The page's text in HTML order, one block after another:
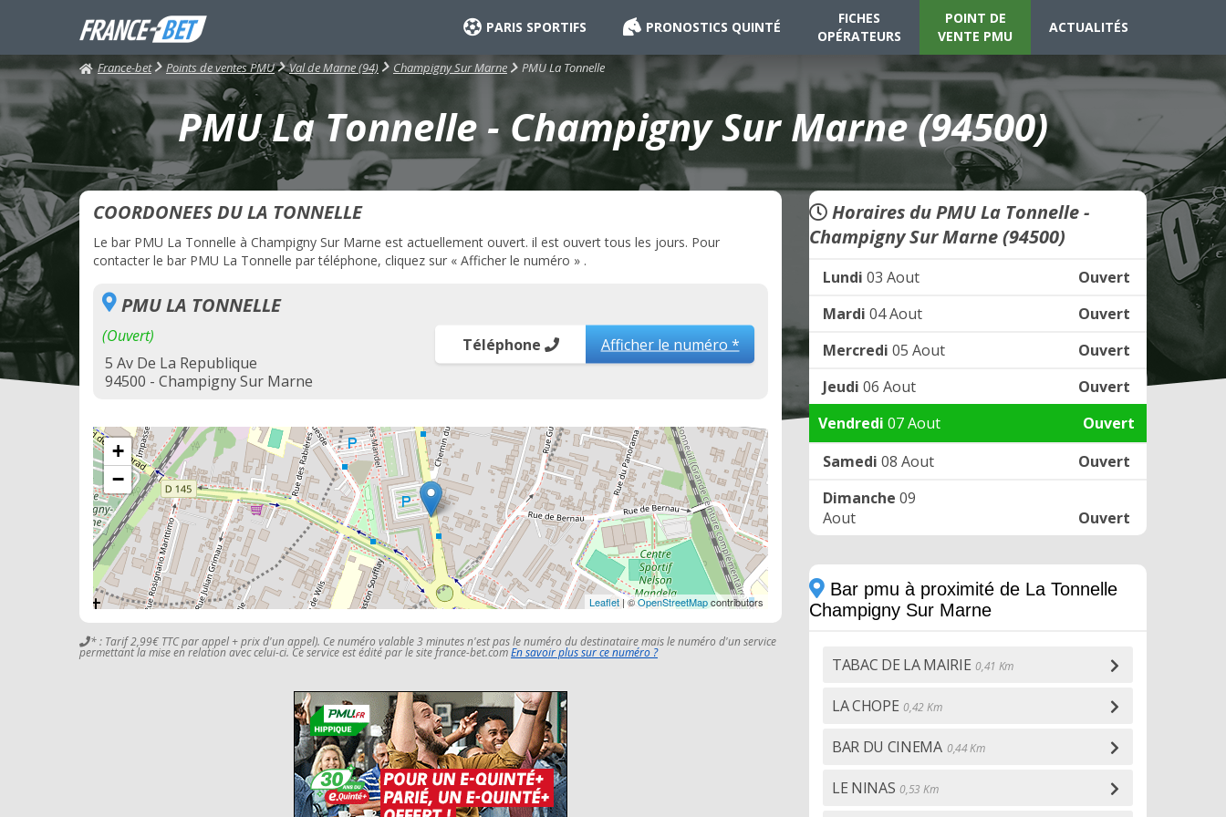
PARIS SPORTIFS PRONOSTICS QUINTÉ
FICHES
OPÉRATEURS
POINT DE
VENTE PMU
ACTUALITÉS
France-bet Points de ventes PMU Val de Marne (94) Champigny Sur Marne PMU La Tonnelle
PMU La Tonnelle - Champigny Sur Marne (94500)
COORDONEES DU LA TONNELLE
Le bar PMU La Tonnelle à Champigny Sur Marne est actuellement ouvert. il est ouvert tous les jours. Pour
contacter le bar PMU La Tonnelle par téléphone, cliquez sur « Afficher le numéro » .
PMU LA TONNELLE
(Ouvert)
5 Av De La Republique
94500 - Champigny Sur Marne
Téléphone Afficher le numéro *
+
−
Leaflet| ©OpenStreetMapcontributors
* : Tarif 2,99€ TTC par appel + prix d'un appel). Ce numéro valable 3 minutes n'est pas le numéro du destinataire mais le numéro d'un service
permettant la mise en relation avec celui-ci. Ce service est édité par le site france-bet.comEn savoir plus sur ce numéro ?
Horaires du PMU La Tonnelle -
Champigny Sur Marne (94500)
Lundi 03 Aout
Ouvert
Mardi 04 Aout
Ouvert
Mercredi 05 Aout
Ouvert
Jeudi 06 Aout
Ouvert
Vendredi 07 Aout
Ouvert
Samedi 08 Aout
Ouvert
Dimanche 09
Aout
Ouvert
Bar pmu à proximité de La Tonnelle
Champigny Sur Marne
TABAC DE LA MAIRIE 0,41 Km
LA CHOPE 0,42 Km
BAR DU CINEMA 0,44 Km
LE NINAS 0,53 Km